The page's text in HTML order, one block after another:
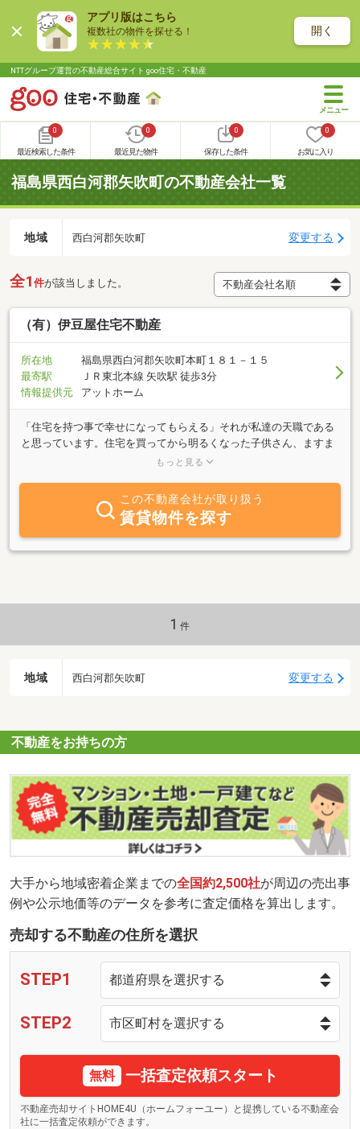
アプリ版はこちら
複数社の物件を探せる！ 開く
NTTグループ運営の不動産総合サイト goo住宅・不動産
0
最近検索した条件
0
最近見た物件
0
保存した条件
0
お気に入り
福島県西白河郡矢吹町の不動産会社一覧
地域 西白河郡矢吹町 変更する
全1 件が該当しました。
（有）伊豆屋住宅不動産
所在地
福島県西白河郡矢吹町本町１８１－１５
最寄駅
ＪＲ東北本線 矢吹駅 徒歩3分
情報提供元
アットホーム
「住宅を持つ事で幸せになってもらえる」それが私達の天職である
と思っています。住宅を買ってから明るくなった子供さん、ますま
す仕事にファイトをもやしているご主人様、お客様の喜びの声を頂
です。ご希望の住宅がありましたならお問い合せ下さい。マイホー
ム取得のお役に立ちたいと社員一同思っております。
もっと見る
この不動産会社が取り扱う
賃貸物件を探す
1 件
地域 西白河郡矢吹町 変更する
不動産をお持ちの方
大手から地域密着企業までの全国約2,500社が周辺の売出事
例や公示地価等のデータを参考に査定価格を算出します。
売却する不動産の住所を選択
STEP1
STEP2
無料 一括査定依頼スタート
不動産売却サイトHOME4U（ホームフォーユー）と提携している不動産会
社に一括査定依頼ができます。